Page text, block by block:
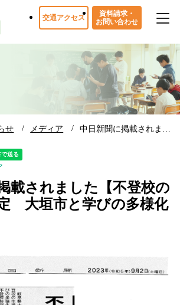
交通アクセス
資料請求・
お問い合わせ
せ メディア 中日新聞に掲載されま…
載されました【不登校の
大垣市と学びの多様化